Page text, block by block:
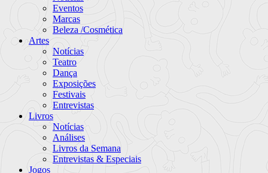
Eventos
Marcas
Beleza /Cosmética
Artes
Notícias
Teatro
Dança
Exposições
Festivais
Entrevistas
Livros
Notícias
Análises
Livros da Semana
Entrevistas & Especiais
Jogos